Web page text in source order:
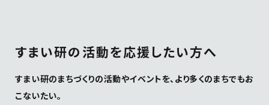
すまい研の活動を応援したい方へ
すまい研のまちづくりの活動やイベントを、より多くのまちでもお
こないたい。